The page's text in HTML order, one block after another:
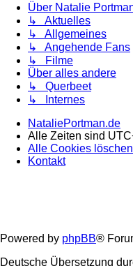
Über Natalie
↳ Aktuelles
↳ Allgemeines
↳ Angehende Fans
↳ Filme
Über alles andere
↳ Querbeet
↳ Internes
NataliePortman.de
Alle Zeiten sind
Alle Cookies löschen
Kontakt
Powered by phpBB®
Deutsche Übersetzung